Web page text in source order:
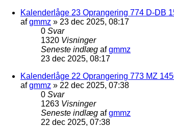
Kalenderlåge 23 Oprangering 774 D-DB
afgmmz » 23 dec 2025, 08:17
0 Svar
1320 Visninger
Seneste indlæg afgmmz
23 dec 2025, 08:17
Kalenderlåge 22 Oprangering 773 MZ
afgmmz » 22 dec 2025, 07:38
0 Svar
1263 Visninger
Seneste indlæg afgmmz
22 dec 2025, 07:38